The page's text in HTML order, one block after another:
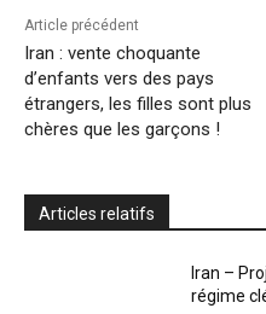
Article précédent
Iran : vente choquante
d’enfants vers des pays
étrangers, les filles sont plus
chères que les garçons !
Articles relatifs
Iran –
régime